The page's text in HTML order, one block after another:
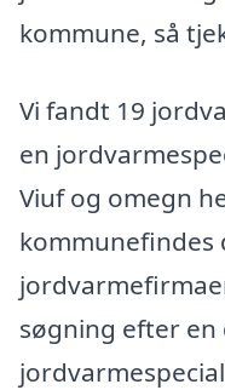
kommune, så
Vi fandt 19
en
Viuf og omegn
kommunefindes
søgning efter en